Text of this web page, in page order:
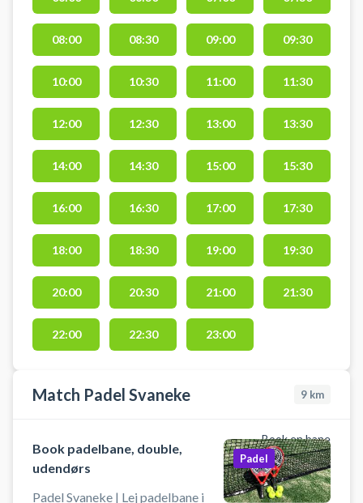
double padeltennis baner og spil
padeltennis i Gudhjem under åben
himmel hos Match Padel
3760 Gudhjem, sammen med
Gudhjem Svømmehal. Der er gratis
parkering. Padel tennis bat og
bolde er ikke tilgængeligt i
vintermånederne. I perioden
november-marts skal eget bat og
bolde medbringes.
08:00 08:30 09:00 09:30
10:00 10:30 11:00 11:30
12:00 12:30 13:00 13:30
14:00 14:30 15:00 15:30
16:00 16:30 17:00 17:30
18:00 18:30 19:00 19:30
20:00 20:30 21:00 21:30
22:00 22:30 23:00
Match Padel Svaneke 9 km
Book en bane
Book padelbane, double,
udendørs
Padel Svaneke | Lej padelbane i
Padel